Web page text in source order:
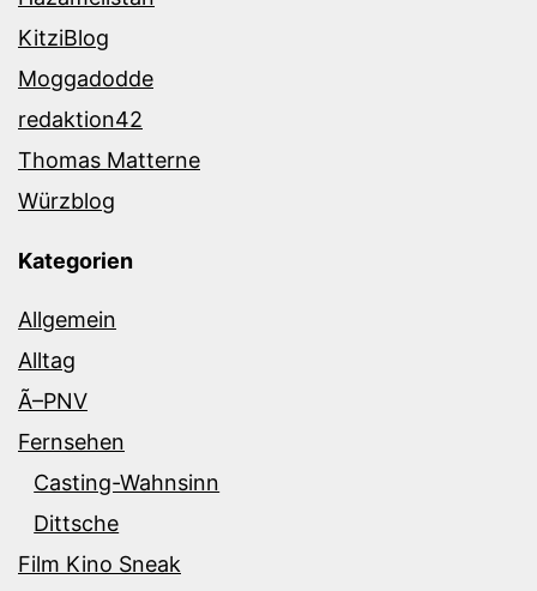
KitziBlog
Moggadodde
redaktion42
Thomas Matterne
Würzblog
Kategorien
Allgemein
Alltag
Ã–PNV
Fernsehen
Casting-Wahnsinn
Dittsche
Film Kino Sneak